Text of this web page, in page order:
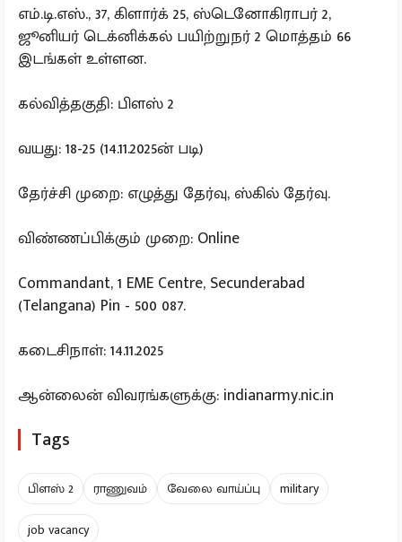
எம்.டி.எஸ்., 37, கிளார்க் 25, ஸ்டெனோகிராபர் 2,
ஜூனியர் டெக்னிக்கல் பயிற்றுநர் 2 மொத்தம் 66
இடங்கள் உள்ளன.
கல்வித்தகுதி: பிளஸ் 2
வயது: 18-25 (14.11.2025ன் படி)
தேர்ச்சி முறை: எழுத்து தேர்வு, ஸ்கில் தேர்வு.
விண்ணப்பிக்கும் முறை: Online
Commandant, 1 EME Centre, Secunderabad
(Telangana) Pin - 500 087.
கடைசிநாள்: 14.11.2025
ஆன்லைன் விவரங்களுக்கு: indianarmy.nic.in
Tags
பிளஸ் 2 ராணுவம் வேலை வாய்ப்பு
military
job vacancy